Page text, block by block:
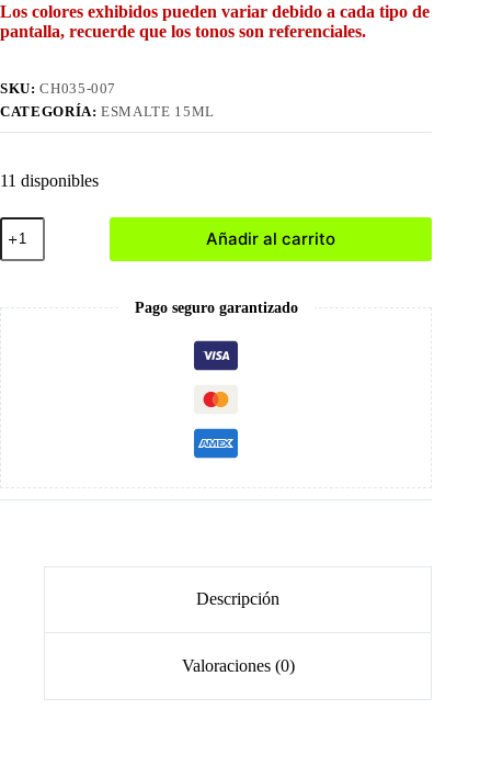
Los colores exhibidos pueden variar debido a cada tipo de
pantalla, recuerde que los tonos son referenciales.
SKU:CH035-007
CATEGORÍA:ESMALTE 15ML
11 disponibles
007
Esmalte
en
cantidad
Añadir al carrito
Pago seguro garantizado
Descripción
Valoraciones (0)